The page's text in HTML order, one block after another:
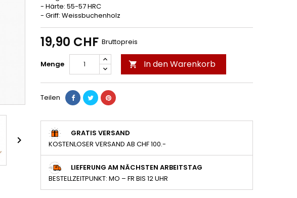

- Härte: 55-57 HRC
- Griff: Weissbuchenholz
19,90 CHF Bruttopreis
Menge  In den Warenkorb
Teilen
GRATIS VERSAND
KOSTENLOSER VERSAND AB CHF 100.-
LIEFERUNG AM NÄCHSTEN ARBEITSTAG
BESTELLZEITPUNKT: MO – FR BIS 12 UHR